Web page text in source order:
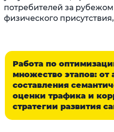
потребителей за
физического
Работа по
множество этапов: от
составления
оценки трафика и
стратегии развития